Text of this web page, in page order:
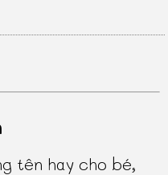
tên hay cho bé,